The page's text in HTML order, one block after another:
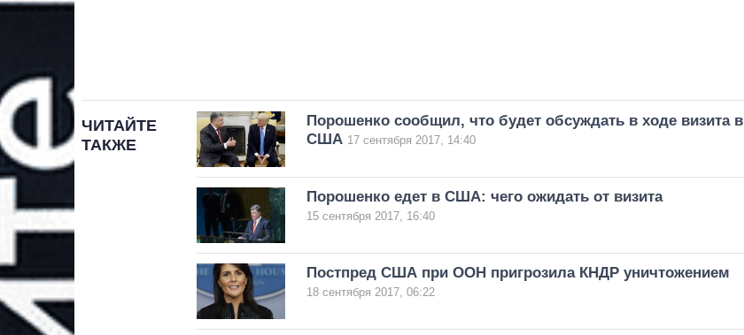
ЧИТАЙТЕ
ТАКЖЕ
Порошенко сообщил, что будет обсуждать в ходе визита в
США 17 сентября 2017, 14:40
Порошенко едет в США: чего ожидать от визита
15 сентября 2017, 16:40
Постпред США при ООН пригрозила КНДР уничтожением
18 сентября 2017, 06:22